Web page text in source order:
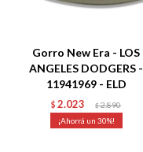
Gorro New Era - LOS
ANGELES DODGERS -
11941969 - ELD
$ 2.023 $ 2.890
30